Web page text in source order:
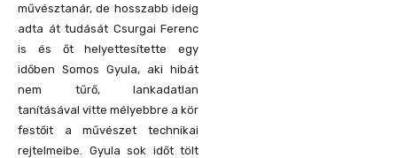
művésztanár, de hosszabb ideig
adta át tudását Csurgai Ferenc
is és őt helyettesítette egy
időben Somos Gyula, aki hibát
nem tűrő, lankadatlan
tanításával vitte mélyebbre a kör
festőit a művészet technikai
rejtelmeibe. Gyula sok időt tölt